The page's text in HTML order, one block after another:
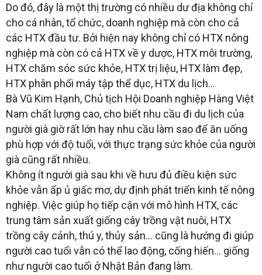
Do đó, đây là một thị trường có nhiều dư địa không chỉ
cho cá nhân, tổ chức, doanh nghiệp mà còn cho cả
các HTX đầu tư. Bởi hiện nay không chỉ có HTX nông
nghiệp mà còn có cả HTX về y dược, HTX môi trường,
HTX chăm sóc sức khỏe, HTX trị liệu, HTX làm đẹp,
HTX phân phối máy tập thể dục, HTX du lịch…
Bà Vũ Kim Hạnh, Chủ tịch Hội Doanh nghiệp Hàng Việt
Nam chất lượng cao, cho biết nhu cầu đi du lịch của
người già giờ rất lớn hay nhu cầu làm sao để ăn uống
phù hợp với độ tuổi, với thực trạng sức khỏe của người
già cũng rất nhiều.
Không ít người già sau khi về hưu đủ điều kiện sức
khỏe vẫn ấp ủ giấc mơ, dự định phát triển kinh tế nông
nghiệp. Việc giúp họ tiếp cận với mô hình HTX, các
trung tâm sản xuất giống cây trồng vật nuôi, HTX
trồng cây cảnh, thú y, thủy sản… cũng là hướng đi giúp
người cao tuổi vẫn có thể lao động, cống hiến… giống
như người cao tuổi ở Nhật Bản đang làm.